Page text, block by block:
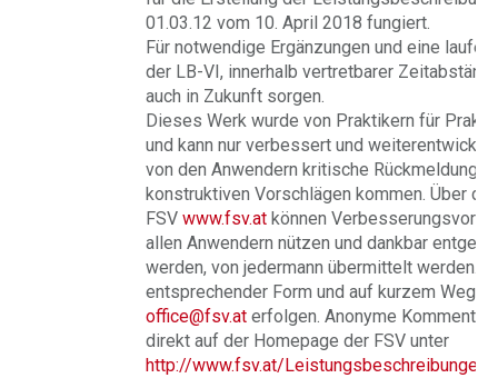
01.03.12 vom 10. April 2018 fungiert.
Für notwendige Ergänzungen und eine
der LB-VI, innerhalb vertretbarer
auch in Zukunft sorgen.
Dieses Werk wurde von Praktikern für
und kann nur verbessert und
von den Anwendern kritische
konstruktiven Vorschlägen kommen. Über
FSV www.fsv.at können
allen Anwendern nützen und dankbar
werden, von jedermann übermittelt werden.
entsprechender Form und auf kurzem Weg
office@fsv.at erfolgen. Anonyme
direkt auf der Homepage der FSV unter
http://www.fsv.at/Leistungsbeschreibungen/